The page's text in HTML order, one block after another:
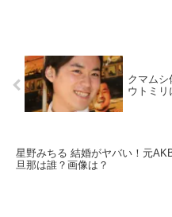
クマムシ
ウトミリ
星野みちる 結婚がヤバい！元
旦那は誰？画像は？